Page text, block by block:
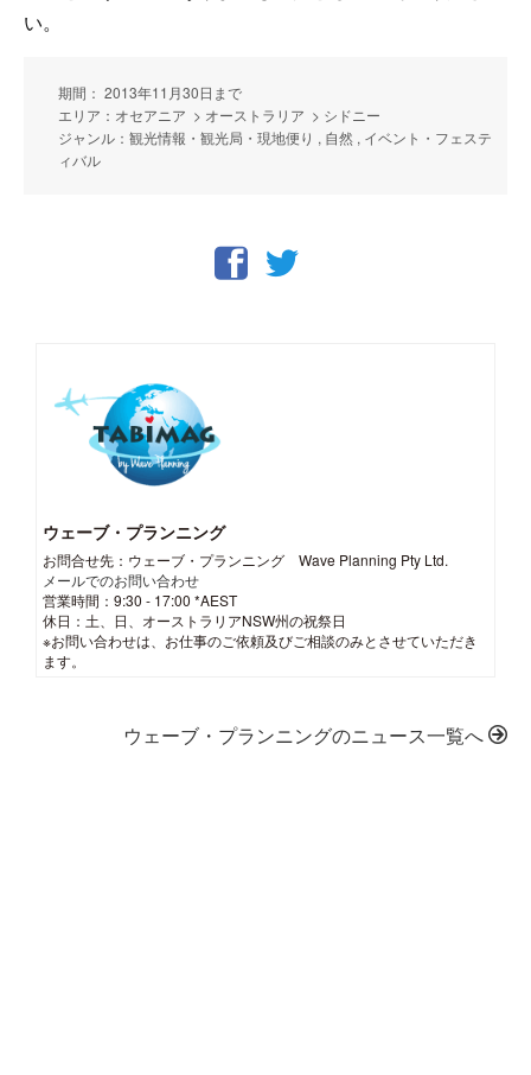
い。
期間： 2013年11月30日まで
エリア：オセアニア > オーストラリア > シドニー
ジャンル：観光情報・観光局・現地便り , 自然 , イベント・フェステ
ィバル
ウェーブ・プランニング
お問合せ先：ウェーブ・プランニング Wave Planning Pty Ltd.
メールでのお問い合わせ
営業時間：9:30 - 17:00 *AEST
休日：土、日、オーストラリアNSW州の祝祭日
※お問い合わせは、お仕事のご依頼及びご相談のみとさせていただき
ます。
ウェーブ・プランニングのニュース一覧へ